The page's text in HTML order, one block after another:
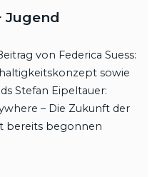
Jugend
von Federica Suess:
sowie
Stefan Eipeltauer:
– Die Zukunft der
bereits begonnen